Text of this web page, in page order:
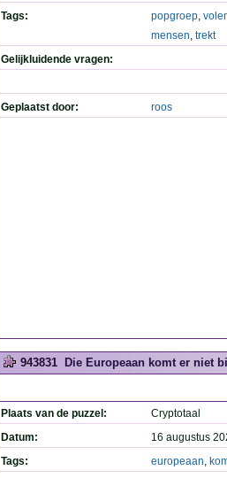
Tags:
popgroep,
mensen, trekt
Gelijkluidende vragen:
Geplaatst door: roos
943831 Die Europeaan komt er niet
Plaats van de puzzel:
Cryptotaal
Datum:
16 augustus
Tags:
europeaan,